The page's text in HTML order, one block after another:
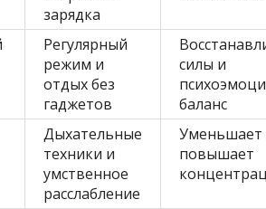
зарядка
Регулярный
режим и
отдых без
гаджетов
силы и
баланс
Дыхательные
техники и
умственное
расслабление
Уменьшает
повышает